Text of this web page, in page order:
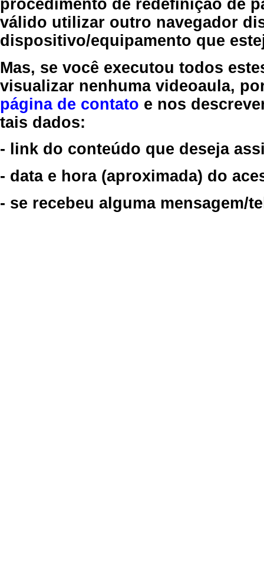
procedimento de redefinição de
válido utilizar outro navegador
dispositivo/equipamento que
Mas, se você executou todos
visualizar nenhuma videoaula,
página de contato e nos
tais dados:
- link do conteúdo que deseja
- data e hora (aproximada) do
- se recebeu alguma mensagem/